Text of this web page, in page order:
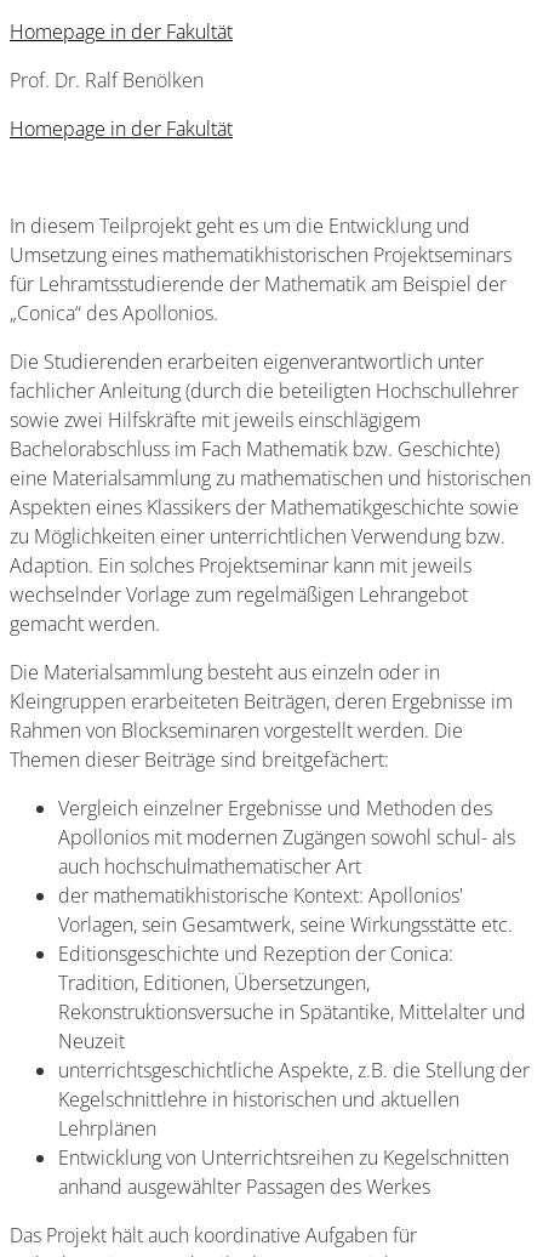
Homepage in der Fakultät
Prof. Dr. Ralf Benölken
Homepage in der Fakultät
In diesem Teilprojekt geht es um die Entwicklung und
Umsetzung eines mathematikhistorischen Projektseminars
für Lehramtsstudierende der Mathematik am Beispiel der
„Conica“ des Apollonios.
Die Studierenden erarbeiten eigenverantwortlich unter
fachlicher Anleitung (durch die beteiligten Hochschullehrer
sowie zwei Hilfskräfte mit jeweils einschlägigem
Bachelorabschluss im Fach Mathematik bzw. Geschichte)
eine Materialsammlung zu mathematischen und historischen
Aspekten eines Klassikers der Mathematikgeschichte sowie
zu Möglichkeiten einer unterrichtlichen Verwendung bzw.
Adaption. Ein solches Projektseminar kann mit jeweils
wechselnder Vorlage zum regelmäßigen Lehrangebot
gemacht werden.
Die Materialsammlung besteht aus einzeln oder in
Kleingruppen erarbeiteten Beiträgen, deren Ergebnisse im
Rahmen von Blockseminaren vorgestellt werden. Die
Themen dieser Beiträge sind breitgefächert:
Vergleich einzelner Ergebnisse und Methoden des
Apollonios mit modernen Zugängen sowohl schul- als
auch hochschulmathematischer Art
der mathematikhistorische Kontext: Apollonios'
Vorlagen, sein Gesamtwerk, seine Wirkungsstätte etc.
Editionsgeschichte und Rezeption der Conica:
Tradition, Editionen, Übersetzungen,
Rekonstruktionsversuche in Spätantike, Mittelalter und
Neuzeit
unterrichtsgeschichtliche Aspekte, z.B. die Stellung der
Kegelschnittlehre in historischen und aktuellen
Lehrplänen
Entwicklung von Unterrichtsreihen zu Kegelschnitten
anhand ausgewählter Passagen des Werkes
Das Projekt hält auch koordinative Aufgaben für